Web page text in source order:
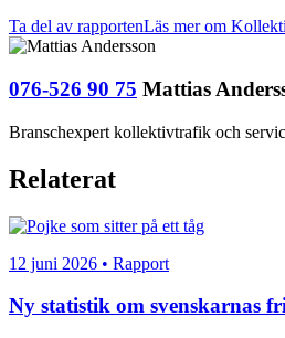
Ta del av rapportenLäs mer om
076-526 90 75 Mattias
Branschexpert kollektivtrafik och
Relaterat
12 juni 2026 • Rapport
Ny statistik om svenskarnas